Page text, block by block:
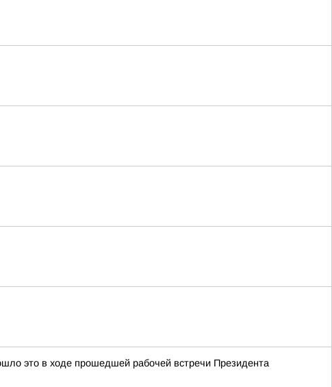
это в ходе прошедшей рабочей встречи Президента